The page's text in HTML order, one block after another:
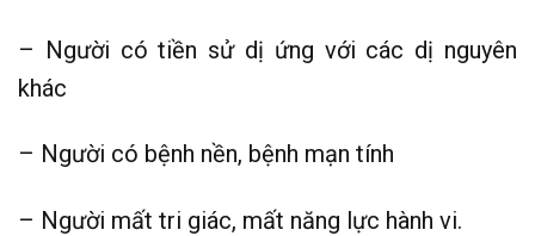
– Người có tiền sử dị ứng với các dị nguyên
khác
– Người có bệnh nền, bệnh mạn tính
– Người mất tri giác, mất năng lực hành vi.